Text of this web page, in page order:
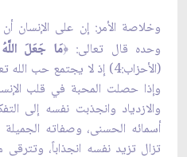
وخلاصة الأمر: إن على الإنسان
وحده قال تعالى:﴿مَا جَعَلَ
(الأحزاب:4) إذ لا يجتمع
وإذا حصلت المحبة في قلب
والازدياد وانجذبت نفسه إلى
أسمائه الحسنى، وصفاته
تزال تزيد نفسه انجذاباً،